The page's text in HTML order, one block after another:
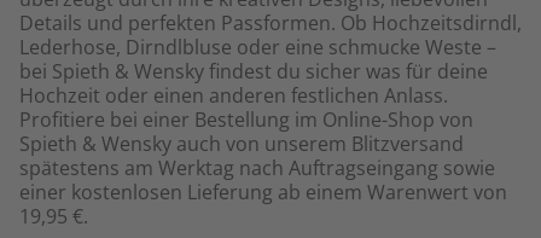
Details und perfekten Passformen. Ob Hochzeitsdirndl,
Lederhose, Dirndlbluse oder eine schmucke Weste –
bei Spieth & Wensky findest du sicher was für deine
Hochzeit oder einen anderen festlichen Anlass.
Profitiere bei einer Bestellung im Online-Shop von
Spieth & Wensky auch von unserem Blitzversand
spätestens am Werktag nach Auftragseingang sowie
einer kostenlosen Lieferung ab einem Warenwert von
19,95 €.